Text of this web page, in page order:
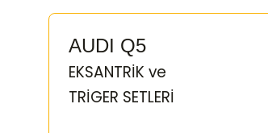
AUDI Q5
EKSANTRİK ve
TRİGER SETLERİ